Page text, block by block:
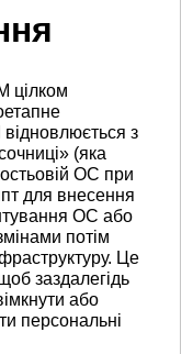
цілком
з
(яка
ОС при
для внесення
ОС або
потім
Це
заздалегідь
або
персональні